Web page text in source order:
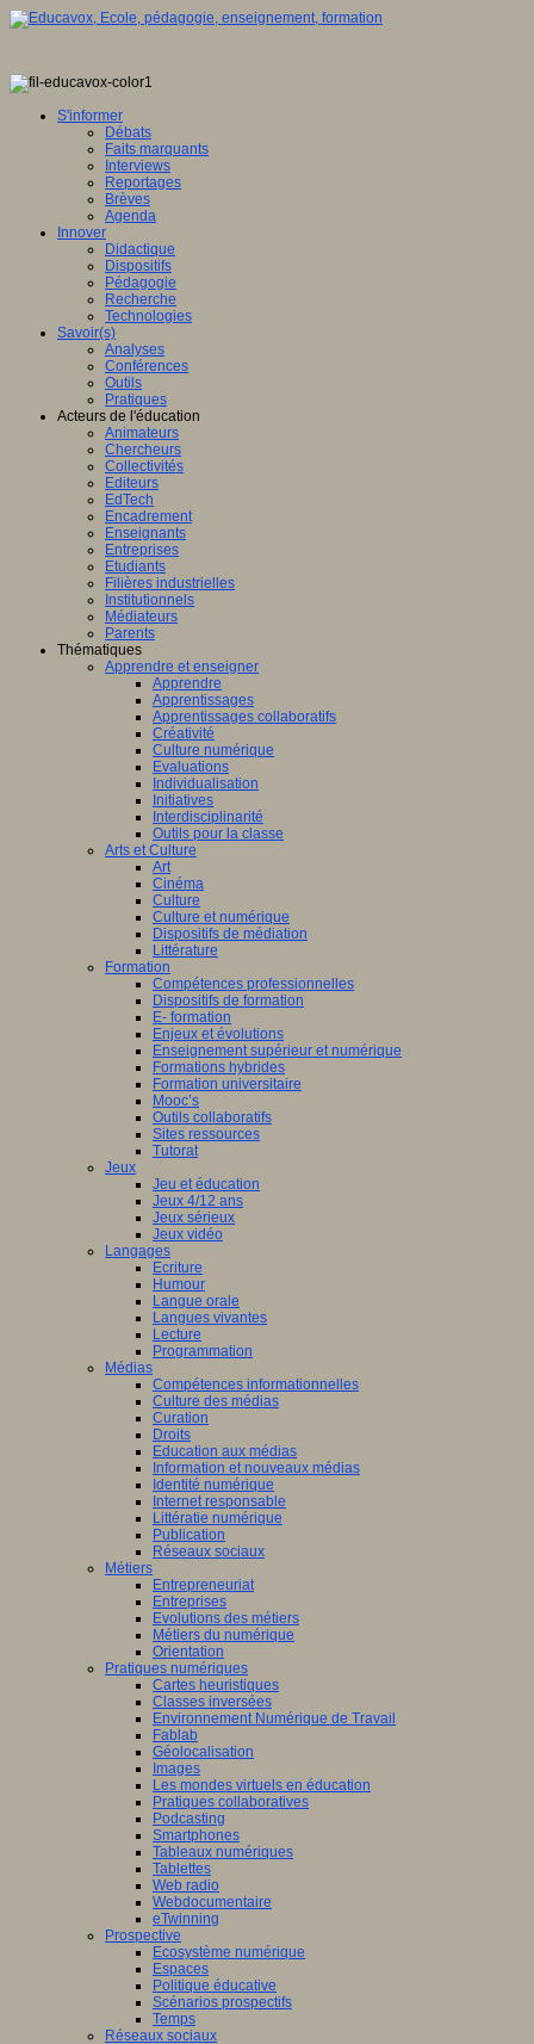
S'informer
Débats
Faits marquants
Interviews
Reportages
Brèves
Agenda
Innover
Didactique
Dispositifs
Pédagogie
Recherche
Technologies
Savoir(s)
Analyses
Conférences
Outils
Pratiques
Acteurs de l'éducation
Animateurs
Chercheurs
Collectivités
Editeurs
EdTech
Encadrement
Enseignants
Entreprises
Etudiants
Filières industrielles
Institutionnels
Médiateurs
Parents
Thématiques
Apprendre et enseigner
Apprendre
Apprentissages
Apprentissages collaboratifs
Créativité
Culture numérique
Evaluations
Individualisation
Initiatives
Interdisciplinarité
Outils pour la classe
Arts et Culture
Art
Cinéma
Culture
Culture et numérique
Dispositifs de médiation
Littérature
Formation
Compétences professionnelles
Dispositifs de formation
E- formation
Enjeux et évolutions
Enseignement supérieur et numérique
Formations hybrides
Formation universitaire
Mooc’s
Outils collaboratifs
Sites ressources
Tutorat
Jeux
Jeu et éducation
Jeux 4/12 ans
Jeux sérieux
Jeux vidéo
Langages
Ecriture
Humour
Langue orale
Langues vivantes
Lecture
Programmation
Médias
Compétences informationnelles
Culture des médias
Curation
Droits
Education aux médias
Information et nouveaux médias
Identité numérique
Internet responsable
Littératie numérique
Publication
Réseaux sociaux
Métiers
Entrepreneuriat
Entreprises
Evolutions des métiers
Métiers du numérique
Orientation
Pratiques numériques
Cartes heuristiques
Classes inversées
Environnement Numérique de Travail
Fablab
Géolocalisation
Images
Les mondes virtuels en éducation
Pratiques collaboratives
Podcasting
Smartphones
Tableaux numériques
Tablettes
Web radio
Webdocumentaire
eTwinning
Prospective
Ecosystème numérique
Espaces
Politique éducative
Scénarios prospectifs
Temps
Réseaux sociaux